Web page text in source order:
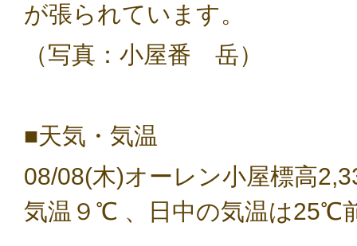
が張られています。
（写真：小屋番 岳）
■天気・気温
08/08(木)オーレン小屋標高
気温９ ℃ 、日中の気温は25℃